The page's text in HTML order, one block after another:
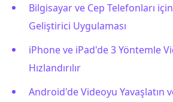
Bilgisayar ve Cep Telefonları
Geliştirici Uygulaması
iPhone ve iPad'de 3 Yöntemle
Hızlandırılır
Android'de Videoyu Yavaşlatın